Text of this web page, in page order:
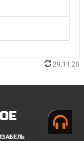
29.11.20